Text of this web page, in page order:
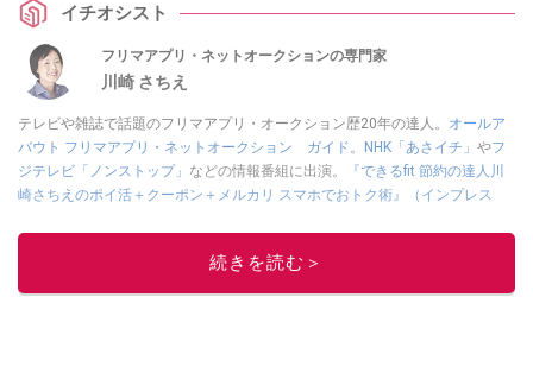
イチオシスト
フリマアプリ・ネットオークションの専門家
川崎 さちえ
テレビや雑誌で話題のフリマアプリ・オークション歴20年の達人。 オールア
バウト フリマアプリ・ネットオークション ガイド。 NHK「あさイチ」 やフ
ジテレビ「ノンストップ」 などの情報番組に出演。
『できるfit 節約の達人川
崎さちえのポイ活＋クーポン＋メルカリ スマホでおトク術』（インプレス
的に稼ぐ！』（翔泳社刊）
■経歴：2003年、夫が子育てをするために、突然会社を辞める。翌月からの
続きを読む＞